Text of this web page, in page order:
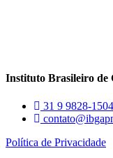
Instituto Brasileiro de
31 9 9828-1504
Política de Privacidade